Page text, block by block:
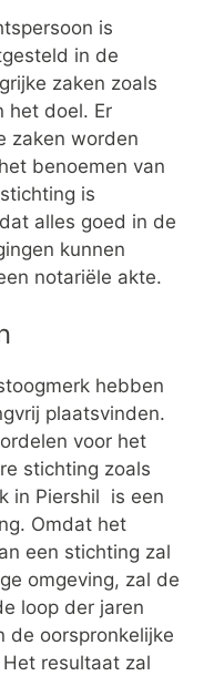
is
in de
zaken zoals
het doel. Er
zaken worden
benoemen van
is
alles goed in de
kunnen
notariële akte.
hebben
plaatsvinden.
voor het
stichting zoals
in Piershil is een
Omdat het
een stichting zal
omgeving, zal de
loop der jaren
de oorspronkelijke
resultaat zal